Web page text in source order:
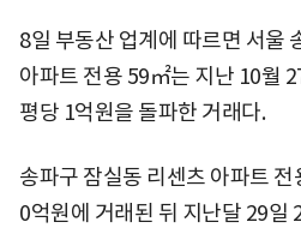
8일 부동산 업계에 따르면 서울
아파트 전용 59㎡는 지난 10월
평당 1억원을 돌파한 거래다.
송파구 잠실동 리센츠 아파트
0억원에 거래된 뒤 지난달 29일